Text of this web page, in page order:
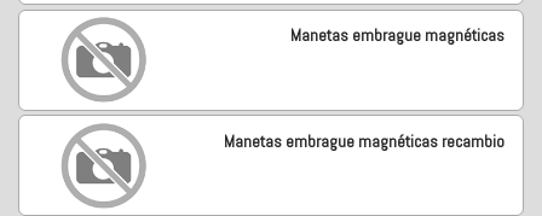
Manetas embrague magnéticas
Manetas embrague magnéticas recambio